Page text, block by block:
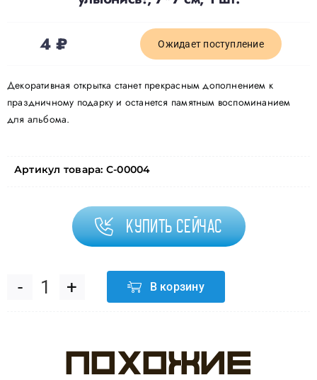
4₽ Ожидает поступление
Декоративная открытка станет прекрасным дополнением к
праздничному подарку и останется памятным воспоминанием
для альбома.
Артикул товара: С-00004
Купить сейчас
Количество
Наклейки-
В корзину
Похожие